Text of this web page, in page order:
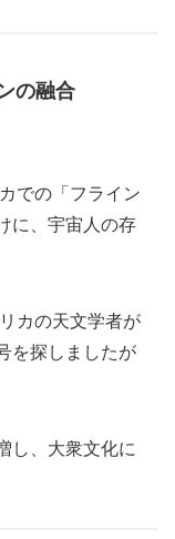
の融合
での「フライン
に、宇宙人の存
カの天文学者が
を探しましたが
し、大衆文化に